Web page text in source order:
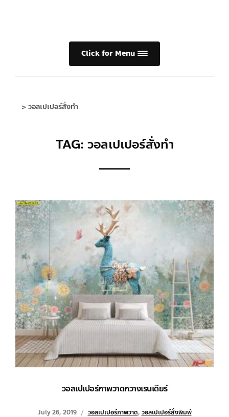
Click for Menu
>วอลเปเปอร์สั่งทำ
TAG: วอลเปเปอร์สั่งทำ
วอลเปเปอร์ภาพวาดกวางเรนเดียร์
July 26, 2019 วอลเปเปอร์ภาพวาด, วอลเปเปอร์สั่งพิมพ์